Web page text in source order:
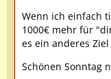
Wenn ich einfach
1000€ mehr für
es ein anderes
Schönen Sonntag